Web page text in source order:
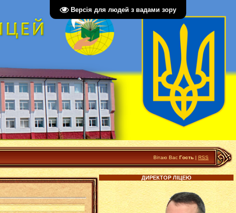
Версія для людей з вадами зору
Вітаю Вас Гость | RSS
ДИРЕКТОР ЛІЦЕЮ